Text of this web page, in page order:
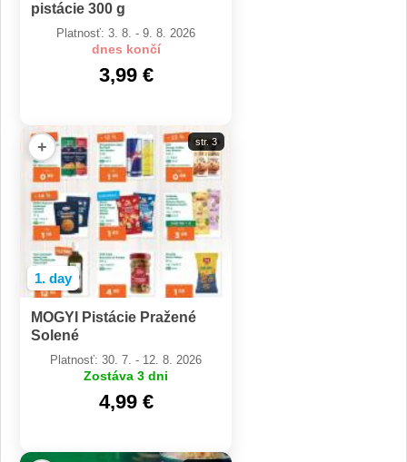
pistácie 300 g
Platnosť: 3. 8. - 9. 8. 2026
dnes končí
3,99 €
+
1. day
str. 3
MOGYI Pistácie Pražené
Solené
Platnosť: 30. 7. - 12. 8. 2026
Zostáva 3 dni
4,99 €